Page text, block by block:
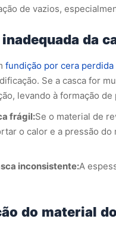
de vazios,
da
fundição por cera perdida
Se a casca for
levando à formação
frágil:Se o material de
o calor e a pressão
inconsistente:A
do material